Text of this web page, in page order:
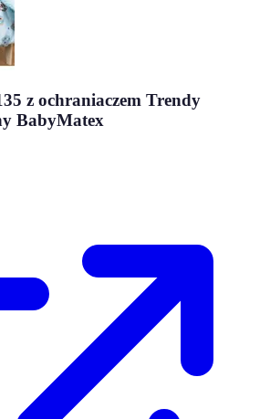
z ochraniaczem Trendy
BabyMatex